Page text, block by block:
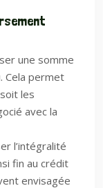
une somme
Cela permet
les
avec la
l’intégralité
fin au crédit
envisagée